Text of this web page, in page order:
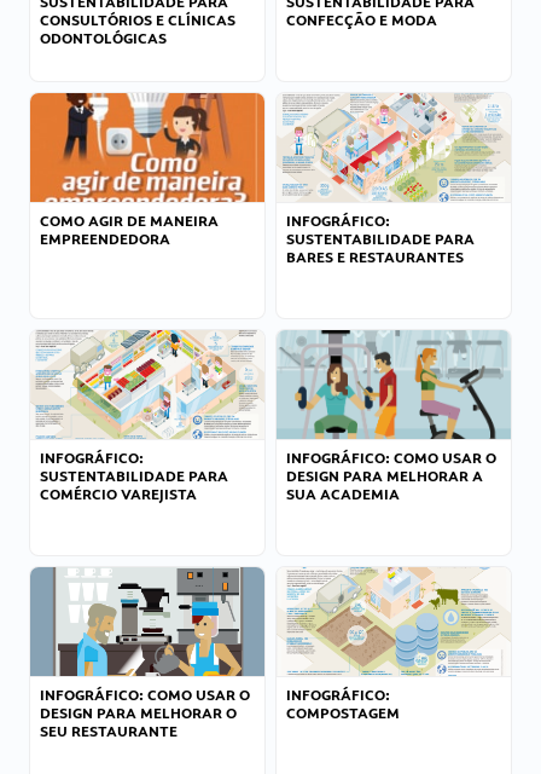
CONSULTÓRIOS E CLÍNICAS
ODONTOLÓGICAS
CONFECÇÃO E MODA
COMO AGIR DE MANEIRA
EMPREENDEDORA
INFOGRÁFICO:
SUSTENTABILIDADE PARA
BARES E RESTAURANTES
INFOGRÁFICO:
SUSTENTABILIDADE PARA
COMÉRCIO VAREJISTA
INFOGRÁFICO: COMO USAR O
DESIGN PARA MELHORAR A
SUA ACADEMIA
INFOGRÁFICO: COMO USAR O
DESIGN PARA MELHORAR O
SEU RESTAURANTE
INFOGRÁFICO:
COMPOSTAGEM